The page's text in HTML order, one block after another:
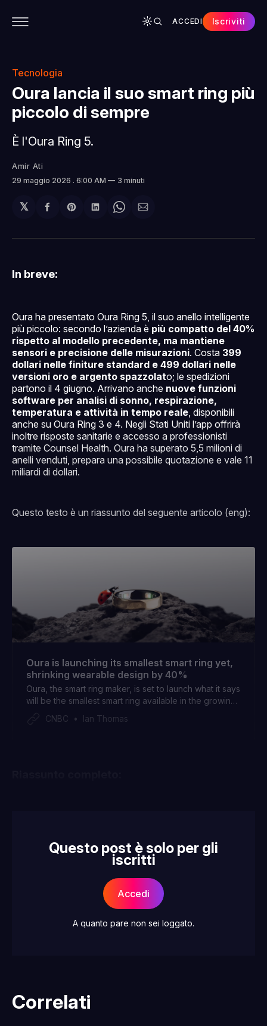
ACCEDI Iscriviti
Tecnologia
Oura lancia il suo smart ring più
piccolo di sempre
È l'Oura Ring 5.
Amir Ati
29 maggio 2026 . 6:00 AM 3 minuti
𝕏
Condividi
Facebook
Share
Pinterest
Condividi
LinkedIn
Share
WhatsApp
Condividi
email
In breve:
Oura ha presentato Oura Ring 5, il suo anello intelligente
più piccolo: secondo l’azienda è più compatto del 40%
rispetto al modello precedente, ma mantiene
sensori e precisione delle misurazioni. Costa 399
dollari nelle finiture standard e 499 dollari nelle
versioni oro e argento spazzolato; le spedizioni
partono il 4 giugno. Arrivano anche nuove funzioni
software per analisi di sonno, respirazione,
temperatura e attività in tempo reale, disponibili
anche su Oura Ring 3 e 4. Negli Stati Uniti l’app offrirà
inoltre risposte sanitarie e accesso a professionisti
tramite Counsel Health. Oura ha superato 5,5 milioni di
anelli venduti, prepara una possibile quotazione e vale 11
miliardi di dollari.
Questo testo è un riassunto del seguente articolo (eng):
Oura is launching its smallest smart ring yet,
shrinking wearable design by 40%
Oura, the smart ring maker, is set to launch what it says
will be the smallest smart ring available in the growing
CNBC Ian Thomas
Questo post è solo per gli
iscritti
Accedi
A quanto pare non sei loggato.
Correlati